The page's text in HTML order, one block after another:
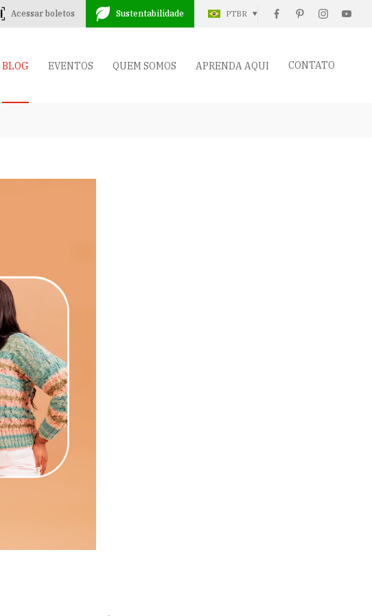
Acessar boletos Sustentabilidade PTBR
BLOG EVENTOS QUEM SOMOS APRENDA AQUI CONTATO